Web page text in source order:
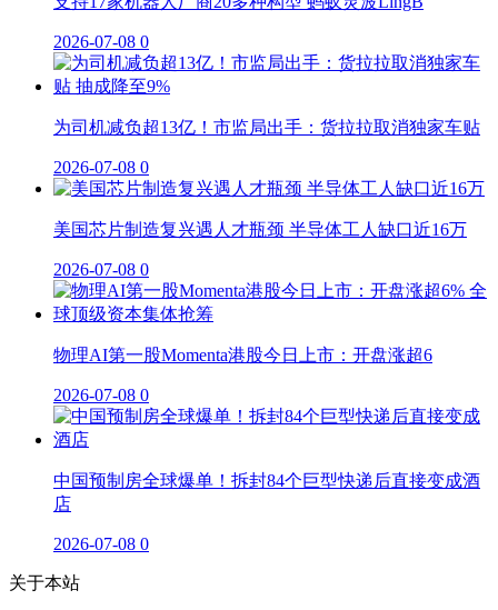
2026-07-08 0
为司机减负超13亿！市监局出手：货拉拉取消独家车贴
2026-07-08 0
美国芯片制造复兴遇人才瓶颈 半导体工人缺口近16万
2026-07-08 0
物理AI第一股Momenta港股今日上市：开盘涨超6
2026-07-08 0
中国预制房全球爆单！拆封84个巨型快递后直接变成酒
店
2026-07-08 0
关于本站